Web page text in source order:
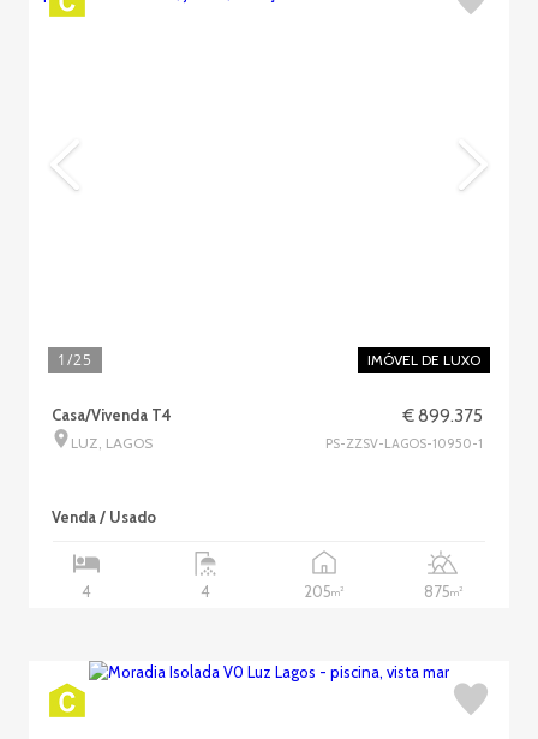
1/25 IMÓVEL DE LUXO
Casa/Vivenda T4
LUZ, LAGOS
€ 899.375
PS-ZZSV-LAGOS-10950-1
Venda / Usado
4 4 205m2 875m2